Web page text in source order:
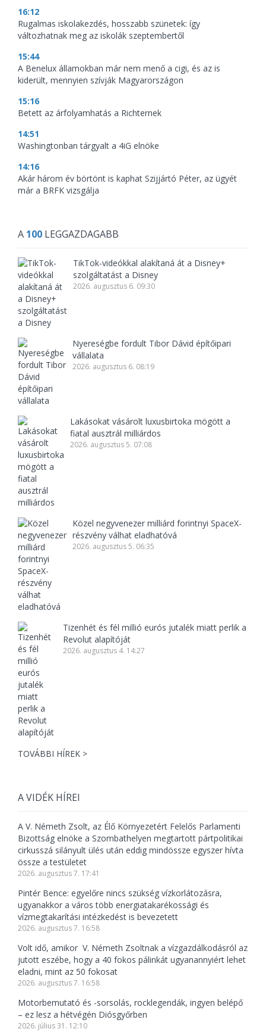
16:12
Rugalmas iskolakezdés, hosszabb szünetek: így
változhatnak meg az iskolák szeptembertől
15:44
A Benelux államokban már nem menő a cigi, és az is
kiderült, mennyien szívják Magyarországon
15:16
Betett az árfolyamhatás a Richternek
14:51
Washingtonban tárgyalt a 4iG elnöke
14:16
Akár három év börtönt is kaphat Szijjártó Péter, az ügyét
már a BRFK vizsgálja
A 100 LEGGAZDAGABB
TikTok-videókkal alakítaná át a Disney+
szolgáltatást a Disney
2026. augusztus 6. 09:30
Nyereségbe fordult Tibor Dávid építőipari
vállalata
2026. augusztus 6. 08:19
Lakásokat vásárolt luxusbirtoka mögött a
fiatal ausztrál milliárdos
2026. augusztus 5. 07:08
Közel negyvenezer milliárd forintnyi SpaceX-
részvény válhat eladhatóvá
2026. augusztus 5. 06:35
Tizenhét és fél millió eurós jutalék miatt perlik a
Revolut alapítóját
2026. augusztus 4. 14:27
TOVÁBBI HÍREK >
A VIDÉK HÍREI
A V. Németh Zsolt, az Élő Környezetért Felelős Parlamenti
Bizottság elnöke a Szombathelyen megtartott pártpolitikai
cirkusszá silányult ülés után eddig mindössze egyszer hívta
össze a testületet
2026. augusztus 7. 17:41
Pintér Bence: egyelőre nincs szükség vízkorlátozásra,
ugyanakkor a város több energiatakarékossági és
vízmegtakarítási intézkedést is bevezetett
2026. augusztus 7. 16:58
Volt idő, amikor V. Németh Zsoltnak a vízgazdálkodásról az
jutott eszébe, hogy a 40 fokos pálinkát ugyanannyiért lehet
eladni, mint az 50 fokosat
2026. augusztus 7. 16:58
Motorbemutató és -sorsolás, rocklegendák, ingyen belépő
– ez lesz a hétvégén Diósgyőrben
2026. július 31. 12:10